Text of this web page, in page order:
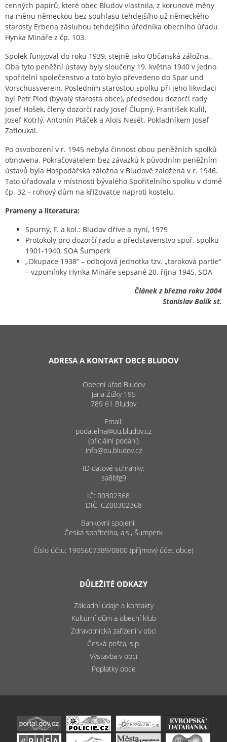
cenných papírů, které obec Bludov vlastnila, z korunové měny
na měnu německou bez souhlasu tehdejšího už německého
starosty Erbena zásluhou tehdejšího úředníka obecního úřadu
Hynka Mináře z čp. 103.
Spolek fungoval do roku 1939, stejně jako Občanská záložna.
Oba tyto peněžní ústavy byly sloučeny 19. května 1940 v jedno
spořitelní společenstvo a toto bylo převedeno do Spar und
Vorschussverein. Posledním starostou spolku při jeho likvidaci
byl Petr Plod (bývalý starosta obce), předsedou dozorčí rady
Josef Hošek, členy dozorčí rady Josef Člupný, František Kulil,
Josef Kotrlý, Antonín Ptáček a Alois Nesét. Pokladníkem Josef
Zatloukal.
Po osvobození v r. 1945 nebyla činnost obou peněžních spolků
obnovena. Pokračovatelem bez závazků k původním peněžním
ústavů byla Hospodářská záložna v Bludově založená v r. 1946.
Tato úřadovala v místnosti bývalého Spořitelního spolku v domě
čp. 32 – rohový dům na křižovatce naproti kostelu.
Prameny a literatura:
Spurný, F. a kol.: Bludov dříve a nyní, 1979
Protokoly pro dozorčí radu a představenstvo spoř. spolku
1901-1940, SOA Šumperk
„Okupace 1938“ – odbojová jednotka tzv. „taroková partie“
– vzpomínky Hynka Mináře sepsané 20. října 1945, SOA
Článek z března roku 2004
Stanislav Balík st.
ADRESA A KONTAKT OBCE BLUDOV
Obecní úřad Bludov
Jana Žižky 195
789 61 Bludov
Email:
podatelna@ou.bludov.cz
(oficiální podání)
info@ou.bludov.cz
ID datové schránky:
sa8bfg9
IČ: 00302368
DIČ: CZ00302368
Bankovní spojení:
Česká spořitelna, a.s., Šumperk
Číslo účtu: 1905607389/0800 (příjmový účet obce)
DŮLEŽITÉ ODKAZY
Základní údaje a kontakty
Kulturní dům a obecní klub
Zdravotnická zařízení v obci
Česká pošta, s.p.
Výstavba v obci
Poplatky obce